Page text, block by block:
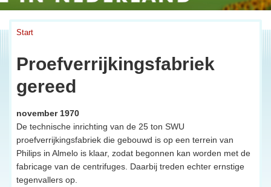
Start
Proefverrijkingsfabriek
gereed
november 1970
De technische inrichting van de 25 ton SWU
proefverrijkingsfabriek die gebouwd is op een terrein van
Philips in Almelo is klaar, zodat begonnen kan worden met de
fabricage van de centrifuges. Daarbij treden echter ernstige
tegenvallers op.